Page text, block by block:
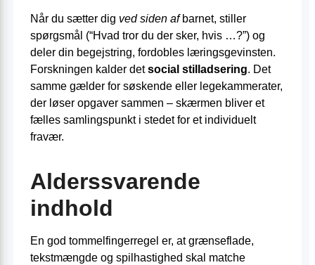
Når du sætter dig ved siden afbarnet, stiller
spørgsmål (“Hvad tror du der sker, hvis …?”) og
deler din begejstring, fordobles læringsgevinsten.
Forskningen kalder detsocial stilladsering. Det
samme gælder for søskende eller legekammerater,
der løser opgaver sammen – skærmen bliver et
fælles samlingspunkt i stedet for et individuelt
fravær.
Alderssvarende
indhold
En god tommelfingerregel er, at grænseflade,
tekstmængde og spilhastighed skal matche